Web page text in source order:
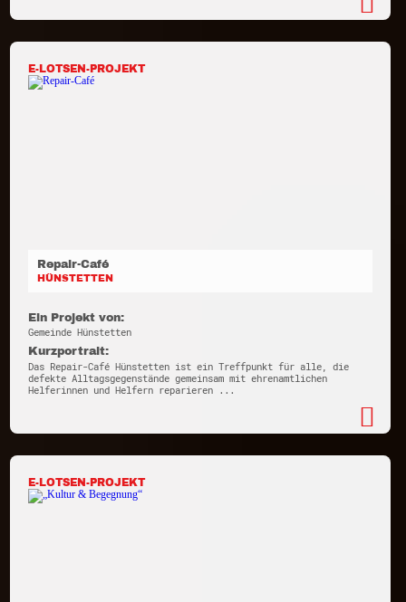
E-LOTSEN-PROJEKT
Repair-Café
HÜNSTETTEN
Ein Projekt von:
Gemeinde Hünstetten
Kurzportrait:
Das Repair-Café Hünstetten ist ein Treffpunkt für alle, die
defekte Alltagsgegenstände gemeinsam mit ehrenamtlichen
Helferinnen und Helfern reparieren ...
E-LOTSEN-PROJEKT